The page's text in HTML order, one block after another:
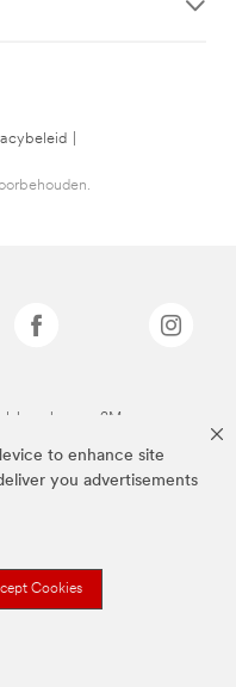
to enhance site
you advertisements
Cookies
van 3M.we